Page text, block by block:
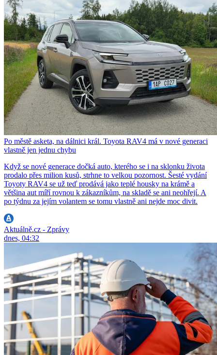
Po městě asketa, na dálnici král. Toyota RAV4 má v nové generaci
vlastně jen jednu chybu
Když se nové generace dočká auto, kterého se i na sklonku života
prodalo přes milion kusů, strhne to velkou pozornost. Šesté vydání
Toyoty RAV4 se už teď prodává jako teplé housky na krámě a
většina aut míří rovnou k zákazníkům, na skladě se ani neohřejí. A
po týdnu za jejím volantem se tomu vlastně ani nejde moc divit.
Aktuálně.cz - Zprávy
dnes, 04:32